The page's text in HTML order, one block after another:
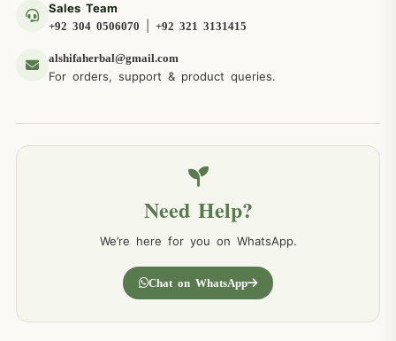
Sales Team
+92 304 0506070 +92 321 3131415
alshifaherbal@gmail.com
For orders, support & product queries.
Need Help?
We’re here for you on WhatsApp.
Chat on WhatsApp